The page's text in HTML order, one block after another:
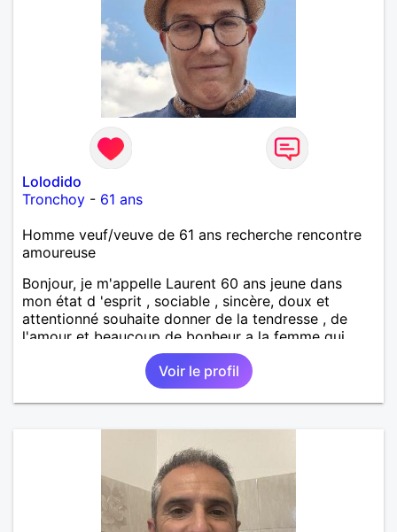
Lolodido
Tronchoy - 61 ans
Homme veuf/veuve de 61 ans recherche rencontre
amoureuse
Bonjour, je m'appelle Laurent 60 ans jeune dans
mon état d 'esprit , sociable , sincère, doux et
attentionné souhaite donner de la tendresse , de
l'amour et beaucoup de bonheur a la femme qui
souhaitera partager ma vie . Bientôt en retraite a la
fin de l 'année et libre de toute contrainte. Digne de
confiance à la femme qui voudras m 'en accorder
en toute sincérité. Pour le reste venez me découvrir
Voir le profil